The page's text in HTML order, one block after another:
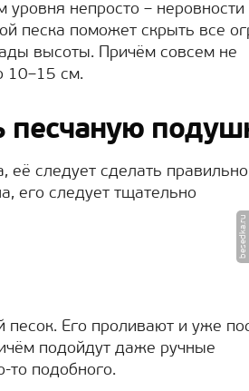
непросто – неровности
песка поможет скрыть все
высоты. Причём совсем не
10–15 см.
песчаную
её следует сделать
его следует тщательно
u
Его проливают и уже
подойдут даже ручные
то подобного.